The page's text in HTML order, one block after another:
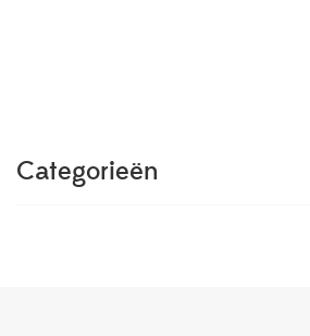
Categorieën